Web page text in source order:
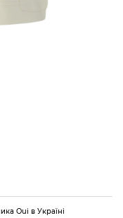
Oui в Україні